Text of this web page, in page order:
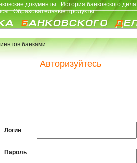
документы История банковского дела
Образовательные продукты
банками
Авторизуйтесь
Логин
Пароль